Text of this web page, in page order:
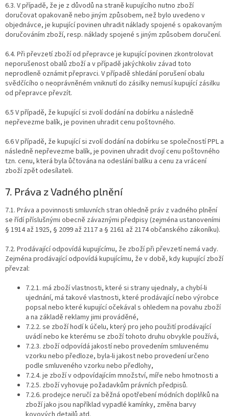
6.3. V případě, že je z důvodů na straně kupujícího nutno zboží
doručovat opakovaně nebo jiným způsobem, než bylo uvedeno v
objednávce, je kupující povinen uhradit náklady spojené s opakovaným
doručováním zboží, resp. náklady spojené s jiným způsobem doručení.
6.4. Při převzetí zboží od přepravce je kupující povinen zkontrolovat
neporušenost obalů zboží a v případě jakýchkoliv závad toto
neprodleně oznámit přepravci. V případě shledání porušení obalu
svědčícího o neoprávněném vniknutí do zásilky nemusí kupující zásilku
od přepravce převzít.
6.5 V případě, že kupující si zvolí dodání na dobírku a následně
nepřevezme balík, je povinen uhradit cenu poštovného.
6.6 V případě, že kupující si zvolí dodání na dobírku se společností PPL a
následně nepřevezme balík, je povinen uhradit dvojí cenu poštovného
tzn. cenu, která byla ůčtována na odeslání balíku a cenu za vrácení
zboží zpět odesílateli.
7. Práva z Vadného plnění
7.1. Práva a povinnosti smluvních stran ohledně práv z vadného plnění
se řídí příslušnými obecně závaznými předpisy (zejména ustanoveními
§ 1914 až 1925, § 2099 až 2117 a § 2161 až 2174 občanského zákoníku).
7.2. Prodávající odpovídá kupujícímu, že zboží při převzetí nemá vady.
Zejména prodávající odpovídá kupujícímu, že v době, kdy kupující zboží
převzal:
7.2.1. má zboží vlastnosti, které si strany ujednaly, a chybí-li
ujednání, má takové vlastnosti, které prodávající nebo výrobce
popsal nebo které kupující očekával s ohledem na povahu zboží
a na základě reklamy jimi prováděné,
7.2.2. se zboží hodí k účelu, který pro jeho použití prodávající
uvádí nebo ke kterému se zboží tohoto druhu obvykle používá,
7.2.3. zboží odpovídá jakostí nebo provedením smluvenému
vzorku nebo předloze, byla-li jakost nebo provedení určeno
podle smluveného vzorku nebo předlohy,
7.2.4. je zboží v odpovídajícím množství, míře nebo hmotnosti a
7.2.5. zboží vyhovuje požadavkům právních předpisů.
7.2.6. prodejce neručí za běžná opotřebení módních doplňků na
zboží jako jsou například vypadlé kamínky, změna barvy